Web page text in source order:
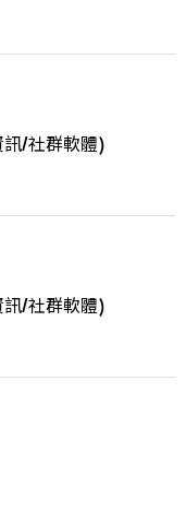
訊/社群軟體)
訊/社群軟體)